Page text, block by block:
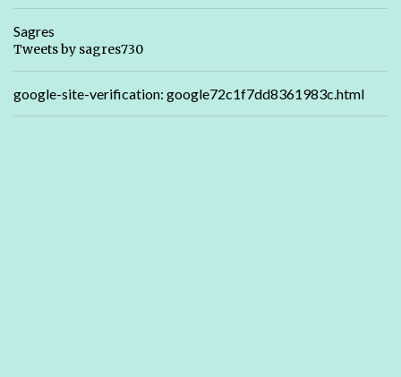
Sagres
Tweets by sagres730
google-site-verification: google72c1f7dd8361983c.html